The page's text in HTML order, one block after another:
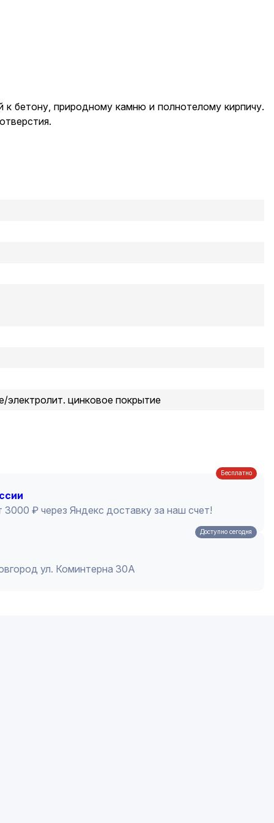
к бетону, природному камню и полнотелому кирпичу.
электролит. цинковое покрытие
Бесплатно
₽ через Яндекс доставку за наш счет!
Доступно сегодня
ул. Коминтерна 30А